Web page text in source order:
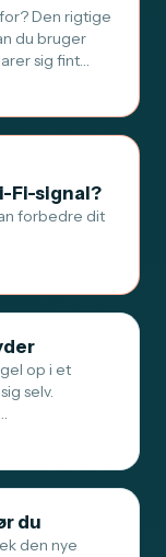
Den rigtige
du bruger
sig fint…
Fi-signal?
forbedre dit
op i et
selv.
du
den nye